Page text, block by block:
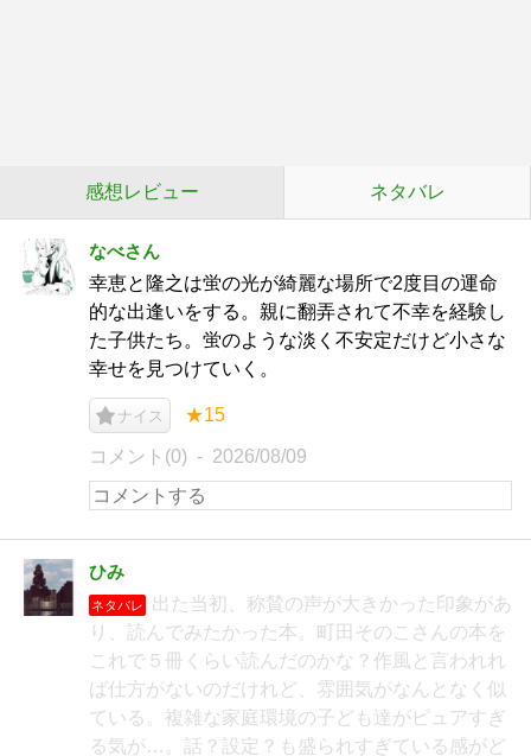
感想レビュー ネタバレ
なべさん
幸恵と隆之は蛍の光が綺麗な場所で2度目の運命
的な出逢いをする。親に翻弄されて不幸を経験し
た子供たち。蛍のような淡く不安定だけど小さな
幸せを見つけていく。
ナイス ★15
コメント(0) 2026/08/09
ひみ
ネタバレ
出た当初、称賛の声が大きかった印象があ
り、読んでみたかった本。町田そのこさんの本を
これで５冊くらい読んだのかな？作風と言われれ
ば仕方がないのだけれど、雰囲気がなんとなく似
ている。複雑な家庭環境の子ども達がピュアすぎ
る気が…。話？設定？も盛られすぎている感がど